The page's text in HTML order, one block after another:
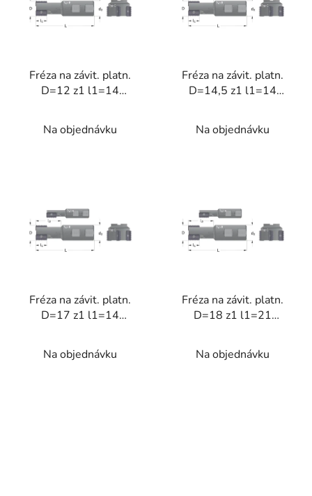
Fréza na závit. platn.
D=12 z1 l1=14
Na objednávku
Fréza na závit. platn.
D=14,5 z1 l1=14
Na objednávku
Fréza na závit. platn.
D=17 z1 l1=14
Na objednávku
Fréza na závit. platn.
D=18 z1 l1=21
Na objednávku